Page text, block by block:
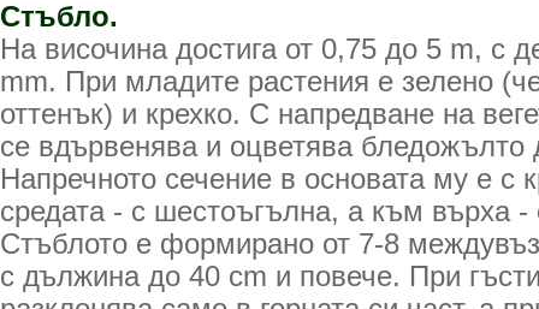
Стъбло.
На височина достига от 0,75 до 5 m, с
mm. При младите растения е зелено
оттенък) и крехко. С напредване на
се вдървенява и оцветява
Напречното сечение в основата му е с
средата - с шестоъгълна, а към върха -
Стъблото е формирано от 7-8
с дължина до 40 cm и повече. При